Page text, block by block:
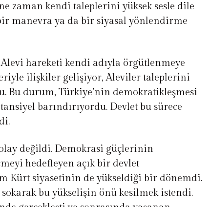
zaman kendi taleplerini yüksek sesle dile
manevra ya da bir siyasal yönlendirme
Alevi hareketi kendi adıyla örgütlenmeye
ilişkiler gelişiyor, Aleviler taleplerini
Bu durum, Türkiye’nin demokratikleşmesi
barındırıyordu. Devlet bu sürece
değildi. Demokrasi güçlerinin
hedefleyen açık bir devlet
Kürt siyasetinin de yükseldiği bir dönemdi.
bu yükselişin önü kesilmek istendi.